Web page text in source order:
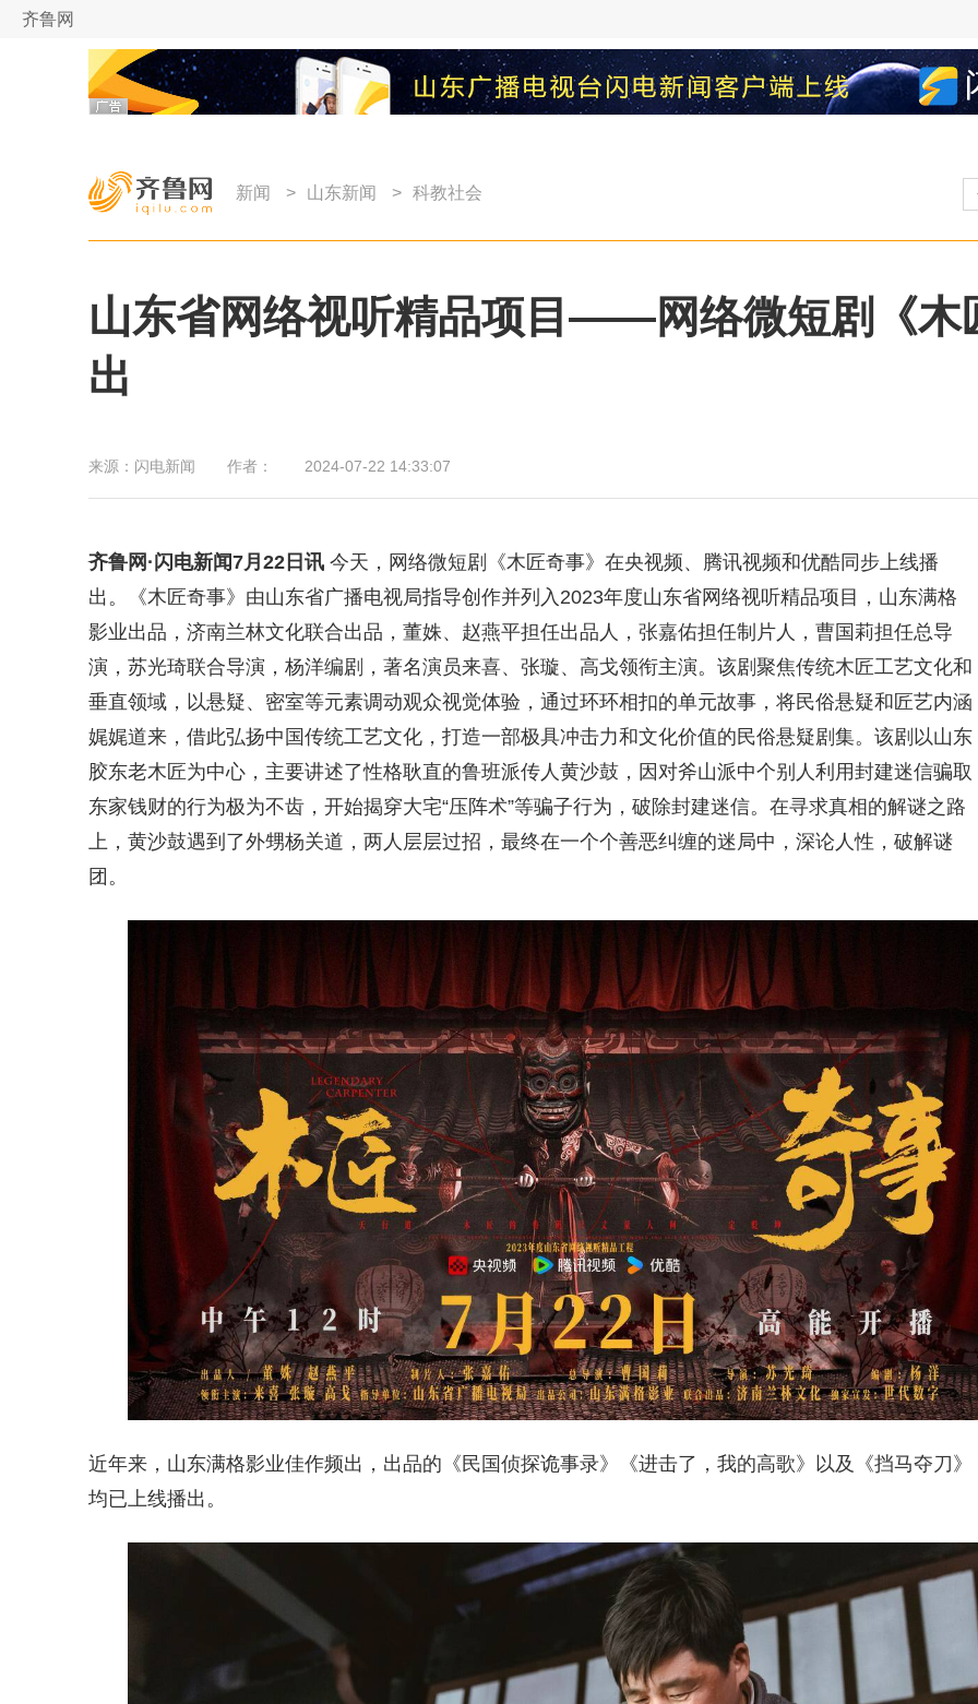
齐鲁网
新闻 > 山东新闻 > 科教社会
山东省网络视听精品项目——网络微短剧《木
出
来源： 闪电新闻 作者： 2024-07-22 14:33:07
齐鲁网 ·闪电新闻7月22日讯今天，网络微短剧《木匠奇事》在央视频、腾讯视频和优酷同步上线播
出。《木匠奇事》由山东省广播电视局指导创作并列入2023年度山东省网络视听精品项目，山东满格
影业出品，济南兰林文化联合出品，董姝、赵燕平担任出品人，张嘉佑担任制片人，曹国莉担任总导
演，苏光琦联合导演，杨洋编剧，著名演员来喜、张璇、高戈领衔主演。该剧聚焦传统木匠工艺文化和
垂直领域，以悬疑、密室等元素调动观众视觉体验，通过环环相扣的单元故事，将民俗悬疑和匠艺内涵
娓娓道来，借此弘扬中国传统工艺文化，打造一部极具冲击力和文化价值的民俗悬疑剧集。该剧以山东
胶东老木匠为中心，主要讲述了性格耿直的鲁班派传人黄沙鼓，因对斧山派中个别人利用封建迷信骗取
东家钱财的行为极为不齿，开始揭穿大宅“压阵术”等骗子行为，破除封建迷信。在寻求真相的解谜之路
上，黄沙鼓遇到了外甥杨关道，两人层层过招，最终在一个个善恶纠缠的迷局中，深论人性，破解谜
团。
近年来，山东满格影业佳作频出，出品的《民国侦探诡事录》《进击了，我的高歌》以及《挡马夺刀》
均已上线播出。